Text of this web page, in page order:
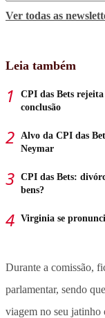
Ver todas as
Leia também
CPI das Bets
conclusão
Alvo da CPI das
Neymar
CPI das Bets:
bens?
Virginia se
Durante a comissão,
parlamentar, sendo
viagem no seu